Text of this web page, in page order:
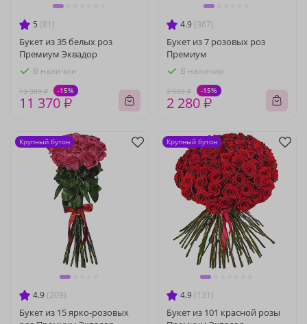
5 (81)
Букет из 35 белых роз
Премиум Эквадор
В наличии
13 380 ₽ -15%
11 370 ₽
4.9 (367)
Букет из 7 розовых роз
Премиум
В наличии
2 680 ₽ -15%
2 280 ₽
4.9 (209)
Букет из 15 ярко-розовых
Крупный бутон
4.9 (131)
Букет из 101 красной розы
Крупный бутон